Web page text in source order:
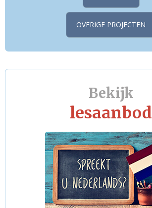
OVERIGE PROJECTEN
Bekijk
lesaanbod